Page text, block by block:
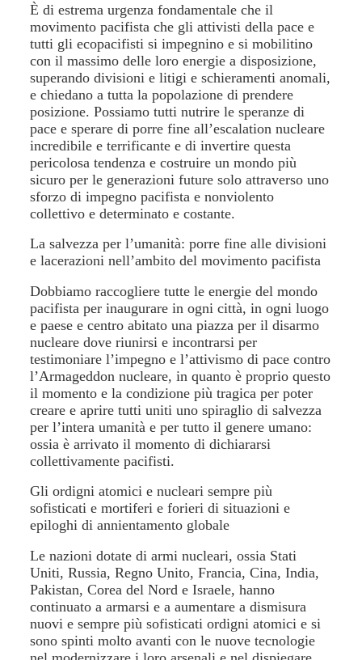
È di estrema urgenza fondamentale che il
movimento pacifista che gli attivisti della pace e
tutti gli ecopacifisti si impegnino e si mobilitino
con il massimo delle loro energie a disposizione,
superando divisioni e litigi e schieramenti anomali,
e chiedano a tutta la popolazione di prendere
posizione. Possiamo tutti nutrire le speranze di
pace e sperare di porre fine all’escalation nucleare
incredibile e terrificante e di invertire questa
pericolosa tendenza e costruire un mondo più
sicuro per le generazioni future solo attraverso uno
sforzo di impegno pacifista e nonviolento
collettivo e determinato e costante.
La salvezza per l’umanità: porre fine alle divisioni
e lacerazioni nell’ambito del movimento pacifista
Dobbiamo raccogliere tutte le energie del mondo
pacifista per inaugurare in ogni città, in ogni luogo
e paese e centro abitato una piazza per il disarmo
nucleare dove riunirsi e incontrarsi per
testimoniare l’impegno e l’attivismo di pace contro
l’Armageddon nucleare, in quanto è proprio questo
il momento e la condizione più tragica per poter
creare e aprire tutti uniti uno spiraglio di salvezza
per l’intera umanità e per tutto il genere umano:
ossia è arrivato il momento di dichiararsi
collettivamente pacifisti.
Gli ordigni atomici e nucleari sempre più
sofisticati e mortiferi e forieri di situazioni e
epiloghi di annientamento globale
Le nazioni dotate di armi nucleari, ossia Stati
Uniti, Russia, Regno Unito, Francia, Cina, India,
Pakistan, Corea del Nord e Israele, hanno
continuato a armarsi e a aumentare a dismisura
nuovi e sempre più sofisticati ordigni atomici e si
sono spinti molto avanti con le nuove tecnologie